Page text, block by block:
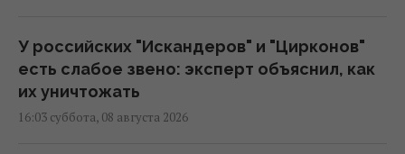
У российских "Искандеров" и "Цирконов"
есть слабое звено: эксперт объяснил, как
их уничтожать
16:03 суббота, 08 августа 2026